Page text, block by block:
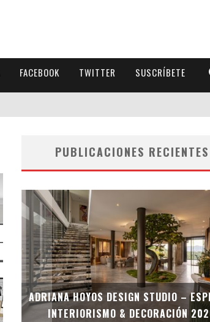
FACEBOOK TWITTER SUSCRÍBETE
PUBLICACIONES RECIENTES
ADRIANA HOYOS DESIGN STUDIO –
INTERIORISMO & DECORACIÓN